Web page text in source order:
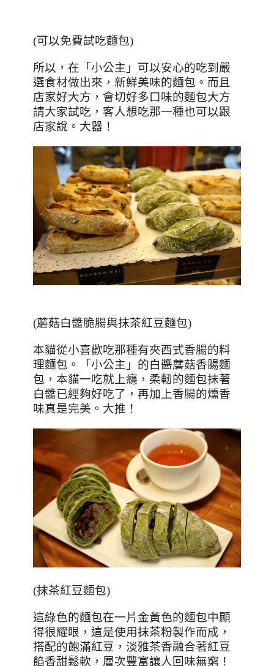
(可以免費試吃麵包)
所以，在「小公主」可以安心的吃到嚴
選食材做出來，新鮮美味的麵包。而且
店家好大方，會切好多口味的麵包大方
請大家試吃，客人想吃那一種也可以跟
店家說。大器！
(蘑菇白醬脆腸與抹茶紅豆麵包)
本貓從小喜歡吃那種有夾西式香腸的料
理麵包。「小公主」的白醬蘑菇香腸麵
包，本貓一吃就上癮，柔軔的麵包抹著
白醬已經夠好吃了，再加上香腸的燻香
味真是完美。大推！
(抹茶紅豆麵包)
這綠色的麵包在一片金黃色的麵包中顯
得很耀眼，這是使用抹茶粉製作而成，
搭配的飽滿紅豆，淡雅茶香融合著紅豆
餡香甜鬆軟，層次豐富讓人回味無窮！